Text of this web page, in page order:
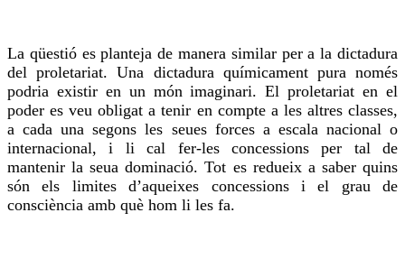
La qüestió es planteja de manera similar per a la dictadura
del proletariat. Una dictadura químicament pura només
podria existir en un món imaginari. El proletariat en el
poder es veu obligat a tenir en compte a les altres classes,
a cada una segons les seues forces a escala nacional o
internacional, i li cal fer-les concessions per tal de
mantenir la seua dominació. Tot es redueix a saber quins
són els limites d’aqueixes concessions i el grau de
consciència amb què hom li les fa.